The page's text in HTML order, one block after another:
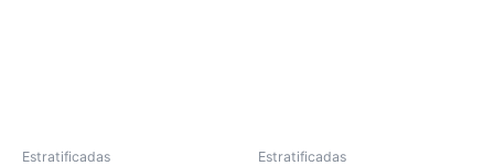
Estratificadas Estratificadas